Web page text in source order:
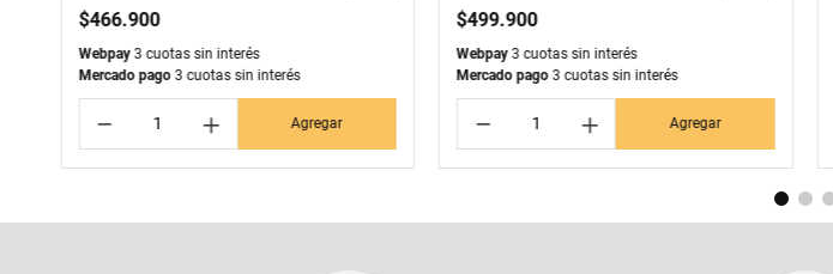
$466.900
Webpay3 cuotas sin interés
Mercado pago3 cuotas sin interés
＋
－ Agregar
$499.900
Webpay 3 cuotas sin interés
Mercado pago 3 cuotas sin interés
＋
－ Agregar